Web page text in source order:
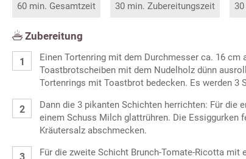
60 min. Gesamtzeit 30 min. Zubereitungszeit
Zubereitung
Einen Tortenring mit dem Durchmesser ca. 16
Toastbrotscheiben mit dem Nudelholz dünn
Tortenrings mit Toastbrot bedecken. Es werden 3
Dann die 3 pikanten Schichten herrichten: Für die
einem Schuss Milch glattrühren. Die Essiggurken
Kräutersalz abschmecken.
Für die zweite Schicht Brunch-Tomate-Ricotta mit